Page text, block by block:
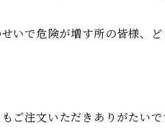
いで危険が増す所の皆様、ど
ご注文いただきありがたい